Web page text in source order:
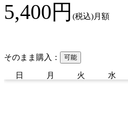
5,400円 (税込)月額
そのまま購入： 可能
日 月 火 水